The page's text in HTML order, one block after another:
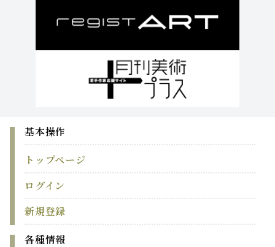
基本操作
トップページ
ログイン
新規登録
各種情報